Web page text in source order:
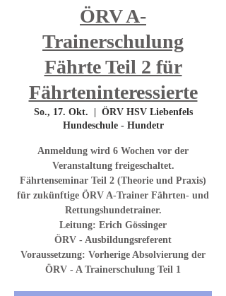
ÖRV A-
Trainerschulung
Fährte Teil 2 für
Fährteninteressierte
So., 17. Okt.
ÖRV HSV Liebenfels
Hundeschule - Hundetr
Anmeldung wird 6 Wochen vor der
Veranstaltung freigeschaltet.
Fährtenseminar Teil 2 (Theorie und Praxis)
für zukünftige ÖRV A-Trainer Fährten- und
Rettungshundetrainer.
Leitung: Erich Gössinger
ÖRV - Ausbildungsreferent
Voraussetzung: Vorherige Absolvierung der
ÖRV - A Trainerschulung Teil 1